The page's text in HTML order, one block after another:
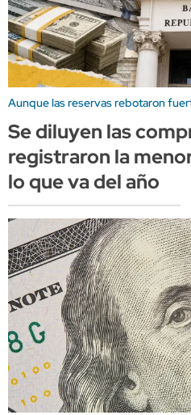
Aunque las reservas rebotaron
Se diluyen las
registraron la
lo que va del año